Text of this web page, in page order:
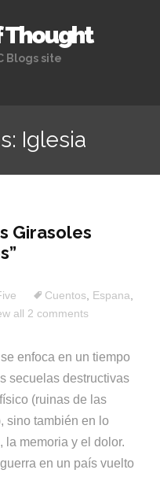
Thought
Blogs site
Iglesia
Girasoles
Cuentos Espana
all 2 comments
enfoca en un tiempo
secuelas destructivas
(ruinas de las
sino también en lo
memoria y el dolor.
en un país vuelto